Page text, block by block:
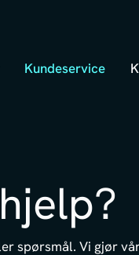
Kundeservice
spørsmål. Vi gjør